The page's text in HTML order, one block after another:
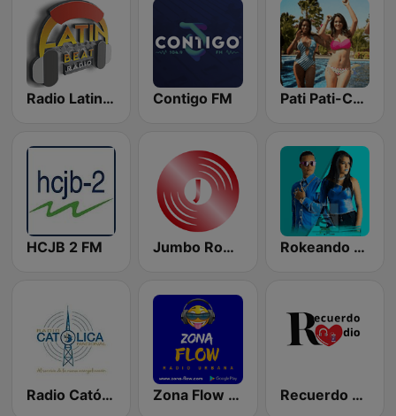
Radio Latin Beat Contigo FM Pati Pati-Cumbia
HCJB 2 FM Jumbo Romance Radio Rokeando con Regueton
Radio Católica Nacional Zona Flow Radio Urbana Recuerdo Radio Ecuador